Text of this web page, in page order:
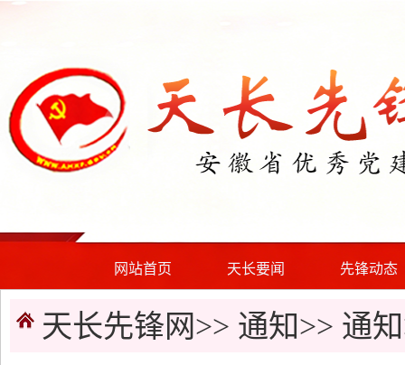
网站首页 天长要闻 先锋动态
天长先锋网>> 通知>> 通知